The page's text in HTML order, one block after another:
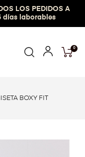
LOS PEDIDOS A
días laborables
0
BOXY FIT